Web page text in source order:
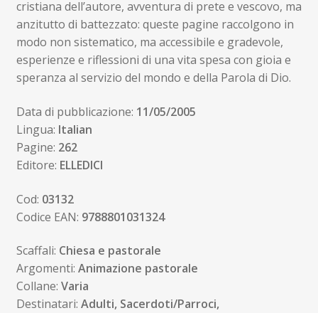
cristiana dell’autore, avventura di prete e vescovo, ma
anzitutto di battezzato: queste pagine raccolgono in
modo non sistematico, ma accessibile e gradevole,
esperienze e riflessioni di una vita spesa con gioia e
speranza al servizio del mondo e della Parola di Dio.
Data di pubblicazione: 11/05/2005
Lingua: Italian
Pagine: 262
Editore: ELLEDICI
Cod: 03132
Codice EAN: 9788801031324
Scaffali: Chiesa e pastorale
Argomenti: Animazione pastorale
Collane: Varia
Destinatari: Adulti, Sacerdoti/Parroci,